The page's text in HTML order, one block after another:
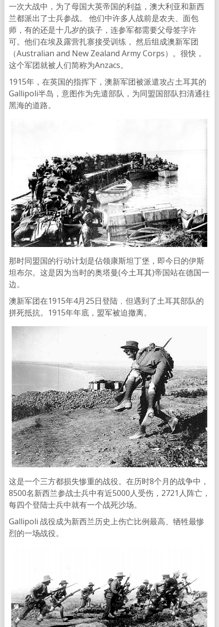
一次大战中，为了母国大英帝国的利益，澳大利亚和新西
兰都派出了士兵参战。 他们中许多人战前是农夫、面包
师，有的还是十几岁的孩子，连参军都需要父母签字许
可。他们在埃及露营扎寨接受训练， 然后组成澳新军团
（Australian and New Zealand Army Corps）。很快，
这个军团就被人们简称为Anzacs。
1915年，在英国的指挥下，澳新军团被派遣攻占土耳其的
Gallipoli半岛，意图作为先遣部队，为同盟国部队扫清通往
黑海的道路。
那时同盟国的行动计划是佔领康斯坦丁堡，即今日的伊斯
坦布尔。这是因为当时的奥塔曼(今土耳其)帝国站在德国一
边。
澳新军团在1915年4月25日登陆﹐但遇到了土耳其部队的
拼死抵抗。1915年年底，盟军被迫撤离。
这是一个三方都损失惨重的战役。在历时8个月的战争中，
8500名新西兰参战士兵中有近5000人受伤，2721人阵亡，
每四个登陆士兵中就有一个战死沙场。
Gallipoli 战役成为新西兰历史上伤亡比例最高、牺牲最惨
烈的一场战役。